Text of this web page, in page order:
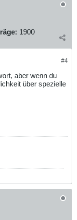
1900
#4
aber wenn du
über spezielle